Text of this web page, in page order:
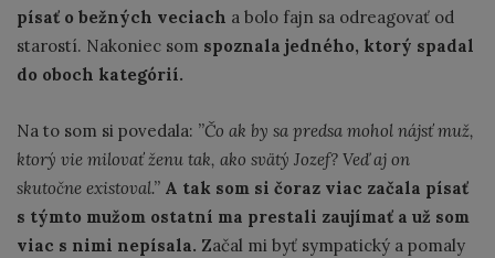
písať o bežných veciach a bolo fajn sa odreagovať od
starostí. Nakoniec som spoznala jedného, ktorý spadal
do oboch kategórií.
Na to som si povedala: ’’Čo ak by sa predsa mohol nájsť muž,
ktorý vie milovať ženu tak, ako svätý Jozef? Veď aj on
skutočne existoval.’’ A tak som si čoraz viac začala písať
s týmto mužom ostatní ma prestali zaujímať a už som
viac s nimi nepísala. Začal mi byť sympatický a pomaly